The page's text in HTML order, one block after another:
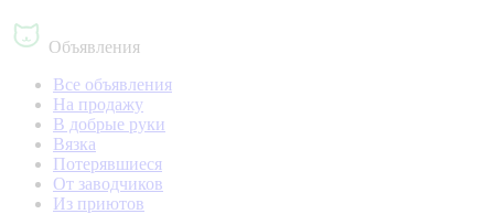
Объявления
Все объявления
На продажу
В добрые руки
Вязка
Потерявшиеся
От заводчиков
Из приютов